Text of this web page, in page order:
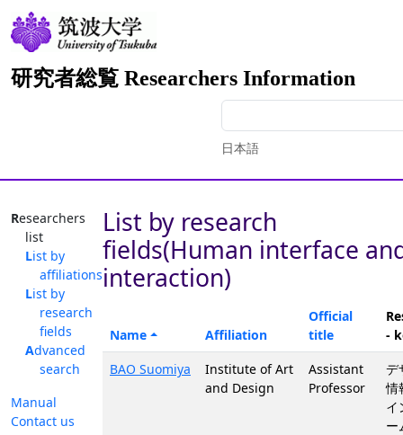
研究者総覧 Researchers Information
日本語
Researchers
list
List by
affiliations
List by
research
fields
Advanced
search
Manual
Contact us
List by research
fields(Human interface
interaction)
Name Affiliation
Official
title
-
BAO Suomiya
Institute of Art
and Design
Assistant
Professor
デ
情
イ
ー